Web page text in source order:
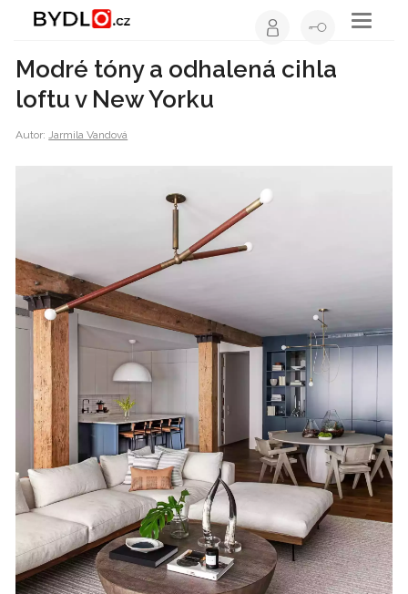
Toggle
Modré tóny a odhalená cihla
loftu v New Yorku
Autor:Jarmila Vandová